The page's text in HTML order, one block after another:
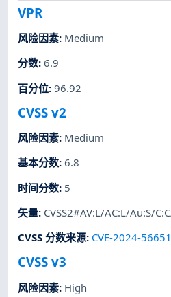
VPR
风险因素: Medium
分数:6.9
百分位:96.92
CVSS v2
风险因素: Medium
基本分数:6.8
时间分数: 5
矢量: CVSS2#AV:L/AC:L/Au:S/
CVSS 分数来源: CVE-2024-56651
CVSS v3
风险因素: High